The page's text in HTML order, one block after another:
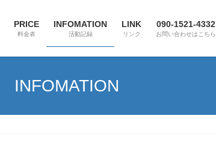
PRICE
料金表
INFOMATION
活動記録
LINK
リンク
090-1521-4332
お問い合わせはこちら
INFOMATION